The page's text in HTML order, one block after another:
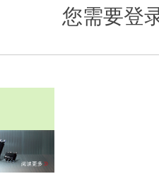
您需要登